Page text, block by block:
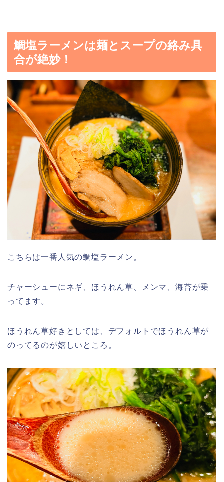
鯛塩ラーメンは麺とスープの絡み具
合が絶妙！
こちらは一番人気の鯛塩ラーメン。
チャーシューにネギ、ほうれん草、メンマ、海苔が乗
ってます。
ほうれん草好きとしては、デフォルトでほうれん草が
のってるのが嬉しいところ。